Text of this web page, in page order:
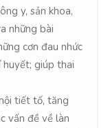
y, sản khoa,
những bài
cơn đau nhức
giúp thai
tiết tố, tăng
vấn đề về làn